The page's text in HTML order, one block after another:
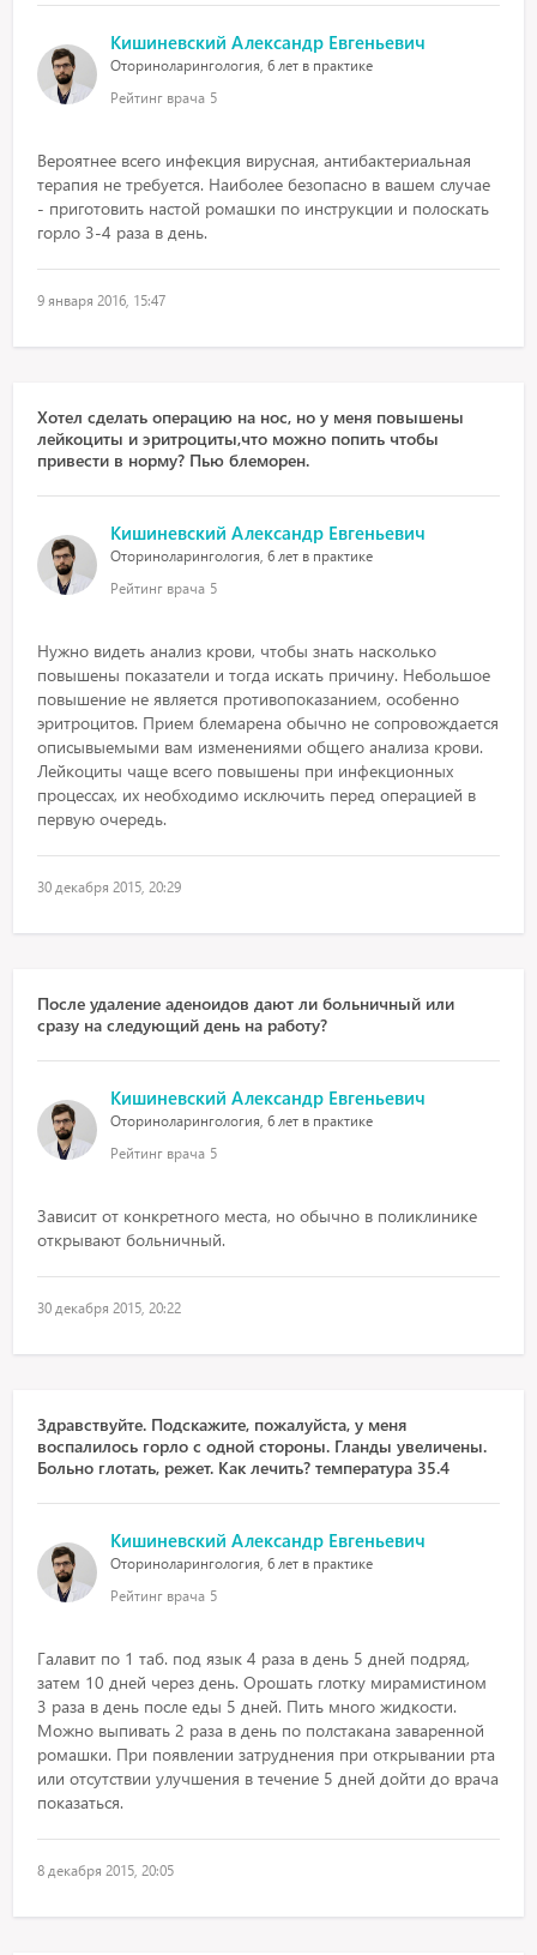
Кишиневский Александр Евгеньевич
Оториноларингология, 6 лет в практике
Рейтинг врача 5
Вероятнее всего инфекция вирусная, антибактериальная
терапия не требуется. Наиболее безопасно в вашем случае
- приготовить настой ромашки по инструкции и полоскать
горло 3-4 раза в день.
9 января 2016, 15:47
Хотел сделать операцию на нос, но у меня повышены
лейкоциты и эритроциты,что можно попить чтобы
привести в норму? Пью блеморен.
Кишиневский Александр Евгеньевич
Оториноларингология, 6 лет в практике
Рейтинг врача 5
Нужно видеть анализ крови, чтобы знать насколько
повышены показатели и тогда искать причину. Небольшое
повышение не является противопоказанием, особенно
эритроцитов. Прием блемарена обычно не сопровождается
описывыемыми вам изменениями общего анализа крови.
Лейкоциты чаще всего повышены при инфекционных
процессах, их необходимо исключить перед операцией в
первую очередь.
30 декабря 2015, 20:29
После удаление аденоидов дают ли больничный или
сразу на следующий день на работу?
Кишиневский Александр Евгеньевич
Оториноларингология, 6 лет в практике
Рейтинг врача 5
Зависит от конкретного места, но обычно в поликлинике
открывают больничный.
30 декабря 2015, 20:22
Здравствуйте. Подскажите, пожалуйста, у меня
воспалилось горло с одной стороны. Гланды увеличены.
Больно глотать, режет. Как лечить? температура 35.4
Кишиневский Александр Евгеньевич
Оториноларингология, 6 лет в практике
Рейтинг врача 5
Галавит по 1 таб. под язык 4 раза в день 5 дней подряд,
затем 10 дней через день. Орошать глотку мирамистином
3 раза в день после еды 5 дней. Пить много жидкости.
Можно выпивать 2 раза в день по полстакана заваренной
ромашки. При появлении затруднения при открывании рта
или отсутствии улучшения в течение 5 дней дойти до врача
показаться.
8 декабря 2015, 20:05